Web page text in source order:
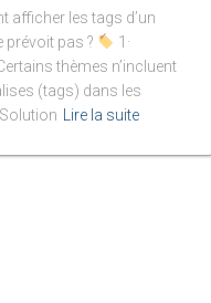
afficher les tags d’un
prévoit pas ?
1·
thèmes n’incluent
(tags) dans les
Lire la suite